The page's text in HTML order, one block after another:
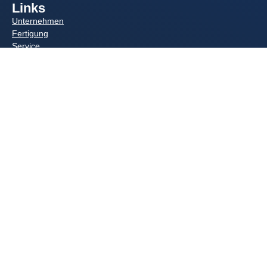
Links
Unternehmen
Fertigung
Service